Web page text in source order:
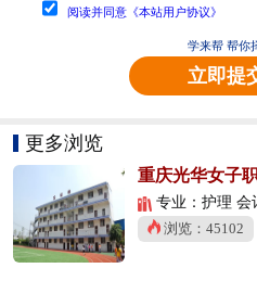
阅读并同意《本站用户协议》
学来帮 帮你
立即提
更多浏览
专业：护理 会计
浏览：45102